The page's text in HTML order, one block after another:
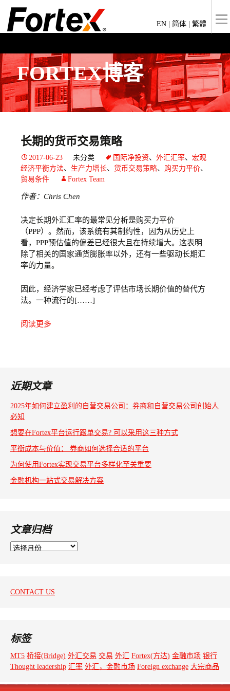
EN 简体 繁體
FORTEX博客
长期的货币交易策略
2017-06-23 未分类 国际净投资、 外汇汇率、 宏观
经济平衡方法、 生产力增长、 货币交易策略、 购买力平价、
贸易条件
Fortex Team
作者：Chris Chen
决定长期外汇汇率的最常见分析是购买力平价
（PPP）。然而，该系统有其制约性，因为从历史上
看，PPP预估值的偏差已经很大且在持续增大。这表明
除了相关的国家通货膨胀率以外，还有一些驱动长期汇
率的力量。
因此，经济学家已经考虑了评估市场长期价值的替代方
法。一种流行的[……]
阅读更多
近期文章
2025年如何建立盈利的自营交易公司：券商和自营交易公司创始人
必知
想要在Fortex平台运行跟单交易? 可以采用这三种方式
平衡成本与价值： 券商如何选择合适的平台
为何使用Fortex实现交易平台多样化至关重要
金融机构一站式交易解决方案
文章归档
文
CONTACT US
标签
MT5 桥接(Bridge) 外汇交易 交易 外汇 Fortex(方达) 金融市场 银行
Thought leadership 汇率 外汇，金融市场 Foreign exchange 大宗商品